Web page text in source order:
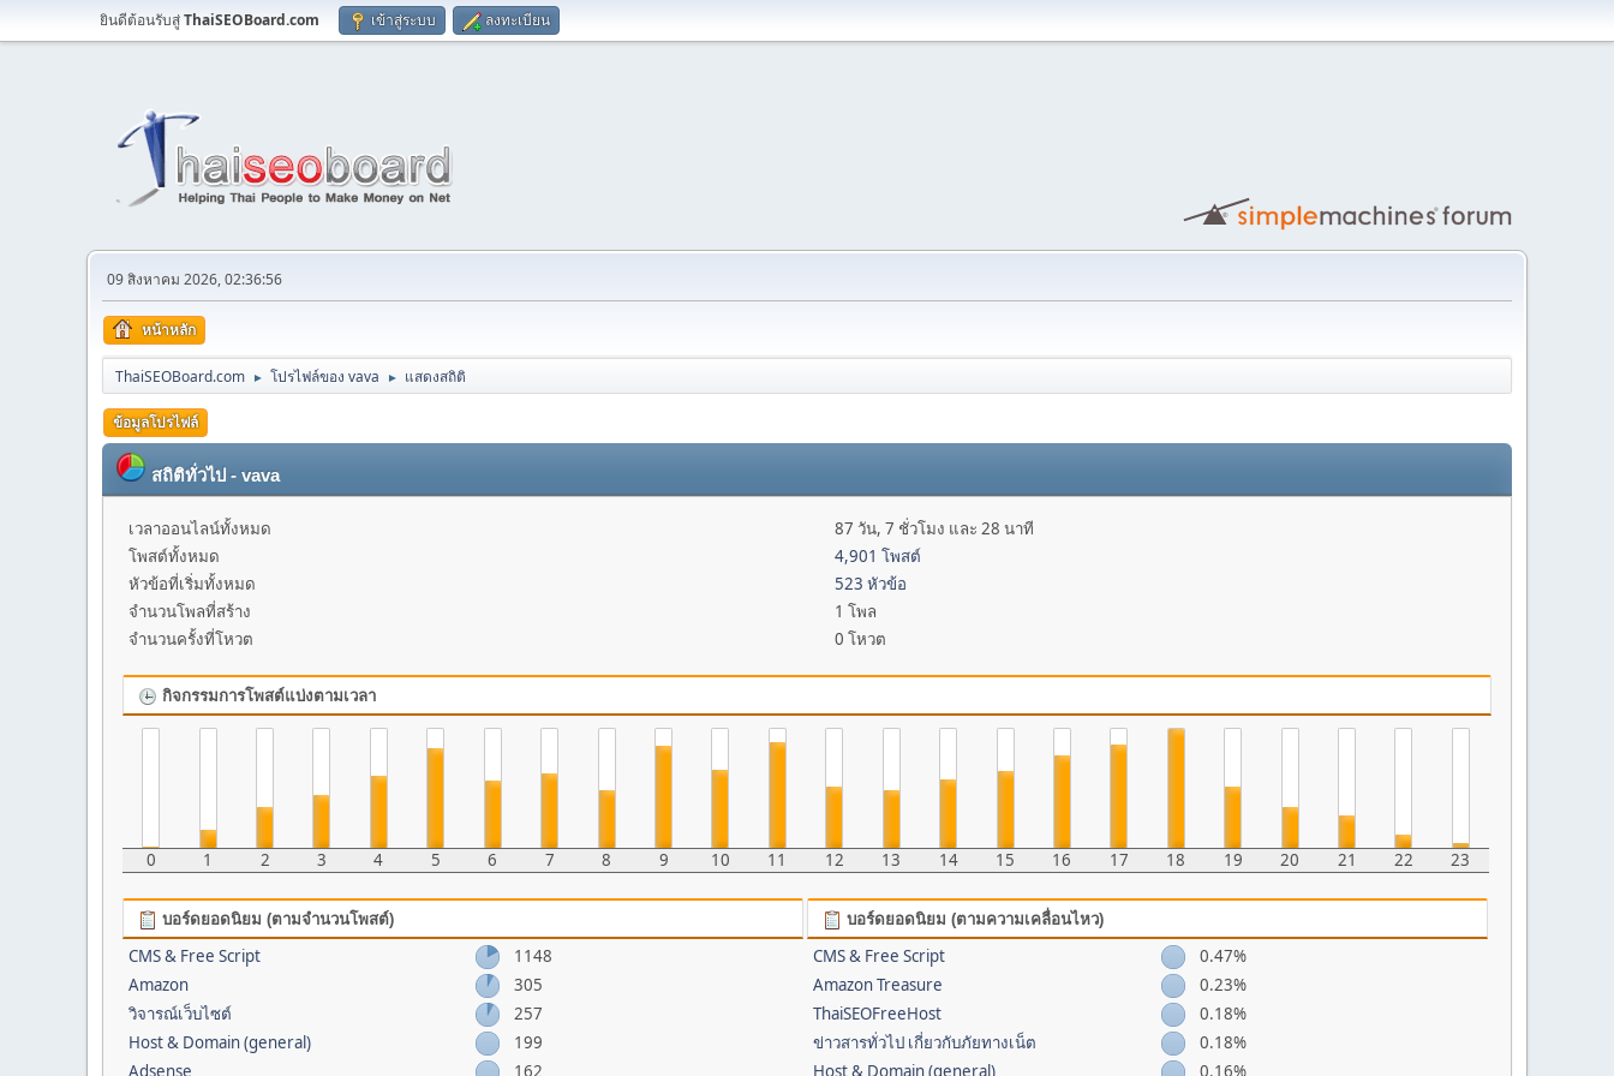
ยินดีต้อนรับสู่ThaiSEOBoard.com เข้าสู่ระบบ ลงทะเบียน
09 สิงหาคม 2026, 02:36:56
หน้าหลัก
ThaiSEOBoard.com ► โปรไฟล์ของ vava ► แสดงสถิติ
ข้อมูลโปรไฟล์
สถิติทั่วไป - vava
เวลาออนไลน์ทั้งหมด
87 วัน, 7 ชั่วโมง และ 28 นาที
โพสต์ทั้งหมด
4,901 โพสต์
หัวข้อที่เริ่มทั้งหมด
523 หัวข้อ
จำนวนโพลที่สร้าง
1 โพล
จำนวนครั้งที่โหวต
0 โหวต
กิจกรรมการโพสต์แบ่งตามเวลา
0 1 2 3 4 5 6 7 8 9 10 11 12 13 14 15 16 17 18 19 20 21 22 23
บอร์ดยอดนิยม (ตามจำนวนโพสต์)
CMS & Free Script
1148
Amazon
305
วิจารณ์เว็บไซต์
257
Host & Domain (general)
199
Adsense
162
บอร์ดยอดนิยม (ตามความเคลื่อนไหว)
CMS & Free Script
0.47%
Amazon Treasure
0.23%
ThaiSEOFreeHost
0.18%
ข่าวสารทั่วไป เกี่ยวกับภัยทางเน็ต
0.18%
Host & Domain (general)
0.16%